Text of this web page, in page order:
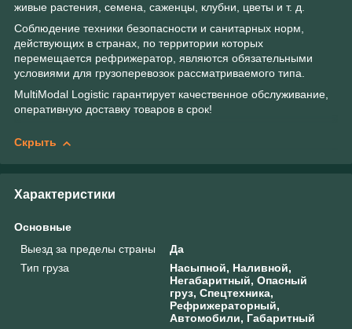
живые растения, семена, саженцы, клубни, цветы и т. д.
Соблюдение техники безопасности и санитарных норм,
действующих в странах, по территории которых
перемещается рефрижератор, являются обязательными
условиями для грузоперевозок рассматриваемого типа.
MultiModal Logistic гарантирует качественное обслуживание,
оперативную доставку товаров в срок!
Скрыть
Характеристики
Основные
Выезд за пределы страны
Да
Тип груза
Насыпной, Наливной,
Негабаритный, Опасный
груз, Спецтехника,
Рефрижераторный,
Автомобили, Габаритный